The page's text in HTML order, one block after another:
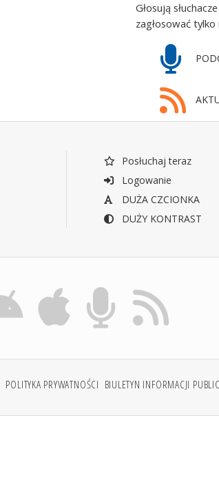
Głosują
zagłosować
Posłuchaj teraz
Logowanie
DUŻA CZCIONKA
DUŻY KONTRAST
POLITYKA PRYWATNOŚCI BIULETYN INFORMACJI